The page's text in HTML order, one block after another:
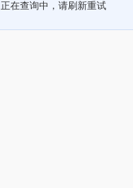
正在查询中，请刷新重试